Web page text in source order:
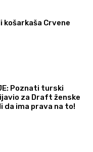
košarkaša Crvene
Poznati turski
za Draft ženske
da ima prava na to!